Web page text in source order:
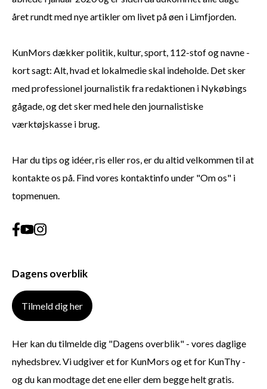
året rundt med nye artikler om livet på øen i Limfjorden.
KunMors dækker politik, kultur, sport, 112-stof og navne -
kort sagt: Alt, hvad et lokalmedie skal indeholde. Det sker
med professionel journalistik fra redaktionen i Nykøbings
gågade, og det sker med hele den journalistiske
værktøjskasse i brug.
Har du tips og idéer, ris eller ros, er du altid velkommen til at
kontakte os på. Find vores kontaktinfo under "Om os" i
topmenuen.
Dagens overblik
Tilmeld dig her
Her kan du tilmelde dig "Dagens overblik" - vores daglige
nyhedsbrev. Vi udgiver et for KunMors og et for KunThy -
og du kan modtage det ene eller dem begge helt gratis.